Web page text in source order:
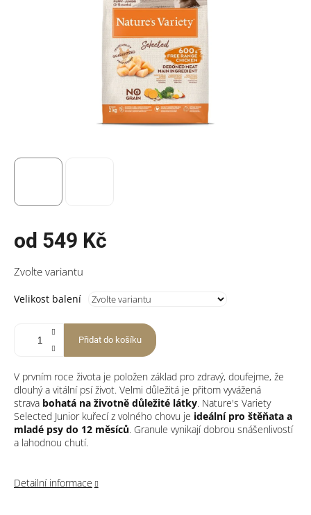
od 549 Kč
cena:
Zvolte variantu
Velikost balení
Přidat do košíku
V prvním roce života je položen základ pro zdravý, doufejme, že
dlouhý a vitální psí život. Velmi důležitá je přitom vyvážená
strava bohatá na životně důležité látky. Nature's Variety
Selected Junior kuřecí z volného chovu je ideální pro štěňata a
mladé psy do 12 měsíců. Granule vynikají dobrou snášenlivostí
a lahodnou chutí.
Detailní informace